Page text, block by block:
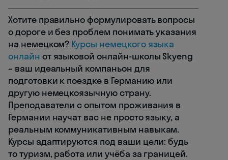
Хотите правильно формулировать вопросы
о дороге и без проблем понимать указания
на немецком? Курсы немецкого языка
онлайн от языковой онлайн-школы Skyeng
– ваш идеальный компаньон для
подготовки к поездке в Германию или
другую немецкоязычную страну.
Преподаватели с опытом проживания в
Германии научат вас не просто языку, а
реальным коммуникативным навыкам.
Курсы адаптируются под ваши цели: будь
то туризм, работа или учёба за границей.